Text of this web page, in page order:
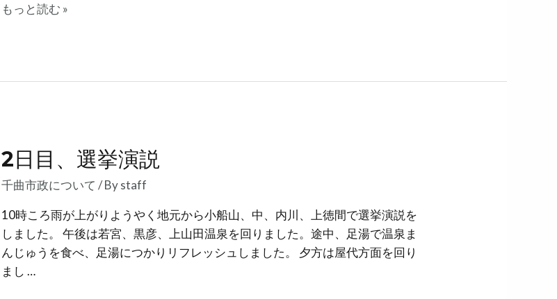
当
し
もっと読む »
2日目、選挙演説
千曲市政について / Bystaff
10時ころ雨が上がりようやく地元から小船山、中、内川、上徳間で選挙演説を
しました。 午後は若宮、黒彦、上山田温泉を回りました。途中、足湯で温泉ま
んじゅうを食べ、足湯につかりリフレッシュしました。 夕方は屋代方面を回り
まし …